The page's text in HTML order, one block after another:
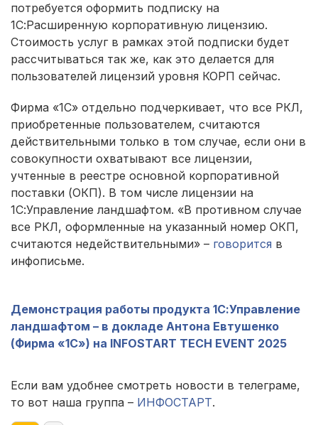
потребуется оформить подписку на
1С:Расширенную корпоративную лицензию.
Стоимость услуг в рамках этой подписки будет
рассчитываться так же, как это делается для
пользователей лицензий уровня КОРП сейчас.
Фирма «1С» отдельно подчеркивает, что все РКЛ,
приобретенные пользователем, считаются
действительными только в том случае, если они в
совокупности охватывают все лицензии,
учтенные в реестре основной корпоративной
поставки (ОКП). В том числе лицензии на
1С:Управление ландшафтом. «В противном случае
все РКЛ, оформленные на указанный номер ОКП,
считаются недействительными» – говорится в
инфописьме.
Демонстрация работы продукта 1С:Управление
ландшафтом – в докладе Антона Евтушенко
(Фирма «1С») на INFOSTART TECH EVENT 2025
Если вам удобнее смотреть новости в телеграме,
то вот наша группа – ИНФОСТАРТ.